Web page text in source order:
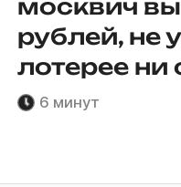
москвич
рублей, не
лотерее
6 минут